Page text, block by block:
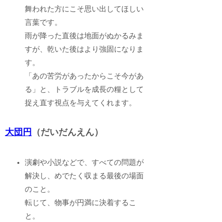
舞われた方にこそ思い出してほしい
言葉です。
雨が降った直後は地面がぬかるみま
すが、乾いた後はより強固になりま
す。
「あの苦労があったからこそ今があ
る」と、トラブルを成長の糧として
捉え直す視点を与えてくれます。
大団円 （だいだんえん）
演劇や小説などで、すべての問題が
解決し、めでたく収まる最後の場面
のこと。
転じて、物事が円満に決着するこ
と。